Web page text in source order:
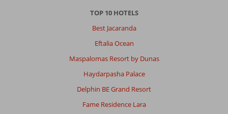
TOP 10 HOTELS
Best Jacaranda
Eftalia Ocean
Maspalomas Resort by Dunas
Haydarpasha Palace
Delphin BE Grand Resort
Fame Residence Lara